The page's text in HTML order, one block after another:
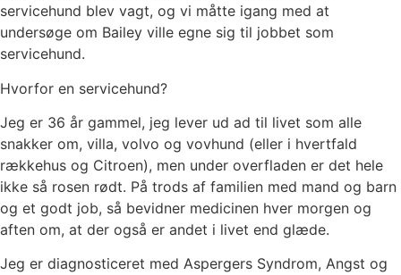
servicehund blev vagt, og vi måtte igang med at
undersøge om Bailey ville egne sig til jobbet som
servicehund.
Hvorfor en servicehund?
Jeg er 36 år gammel, jeg lever ud ad til livet som alle
snakker om, villa, volvo og vovhund (eller i hvertfald
rækkehus og Citroen), men under overfladen er det hele
ikke så rosen rødt. På trods af familien med mand og barn
og et godt job, så bevidner medicinen hver morgen og
aften om, at der også er andet i livet end glæde.
Jeg er diagnosticeret med Aspergers Syndrom, Angst og